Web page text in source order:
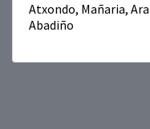
Atxondo, Mañaria,
Abadiño